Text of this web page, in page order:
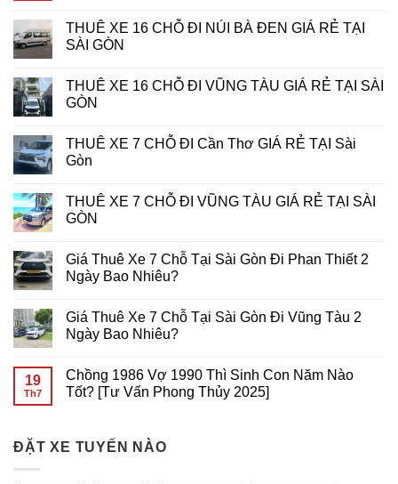
Ưu
Hóa
Lợi
7d-
game
Chiến
Thắng
Giải
Tại
PHPUB
Slot
Bao
Nhiêu
Data
Slot
Game
Di
Quyết
Tối
Ưu
Gaming
bình
luận
ở
Đang
Cách
Mạng
Nghiệm
Chơi
Slot
Di
Động
THUÊ XE 16 CHỖ ĐI NÚI BÀ ĐEN GIÁ RẺ TẠI
SÀI GÒN
bình
luận
ở
16
CHỖ
ĐI
ĐEN
GIÁ
RẺ
GÒN
THUÊ XE 16 CHỖ ĐI VŨNG TÀU GIÁ RẺ TẠI SÀI
GÒN
bình
luận
ở
16
CHỖ
ĐI
GIÁ
RẺ
TẠI
THUÊ XE 7 CHỖ ĐI Cần Thơ GIÁ RẺ TẠI Sài
Gòn
bình
luận
ở
7
CHỖ
ĐI
GIÁ
RẺ
TẠI
THUÊ XE 7 CHỖ ĐI VŨNG TÀU GIÁ RẺ TẠI SÀI
GÒN
bình
luận
ở
7
CHỖ
ĐI
GIÁ
RẺ
TẠI
Giá Thuê Xe 7 Chỗ Tại Sài Gòn Đi Phan Thiết 2
Ngày Bao Nhiêu?
bình
luận
ở
Xe
7
Chỗ
Đi
Phan
Giá Thuê Xe 7 Chỗ Tại Sài Gòn Đi Vũng Tàu 2
Ngày Bao Nhiêu?
bình
luận
ở
7
Chỗ
19
Th7
Chồng 1986 Vợ 1990 Thì Sinh Con Năm Nào
Tốt? [Tư Vấn Phong Thủy 2025]
luận
ở
ĐẶT XE TUYẾN NÀO